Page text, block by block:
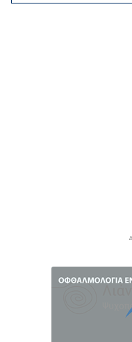
δημόσιες ΣΑΕΚ
12 ώρες 28 λεπτά πρίν